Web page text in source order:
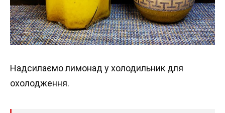
Надсилаємо лимонад у холодильник для
охолодження.